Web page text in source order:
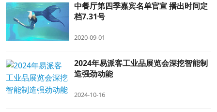
中餐厅第四季嘉宾名单官宣 播出时间定
档7.31号
2020-09-01
2024年易派客工业品展览会深挖智能制
造强劲动能
2024-10-16